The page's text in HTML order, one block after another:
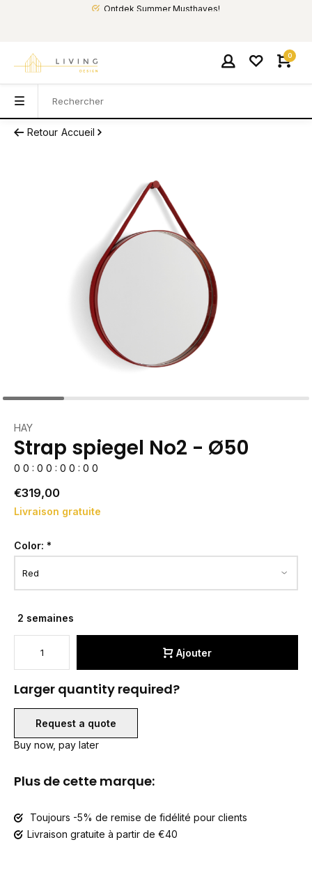
Ontdek Summer Musthaves!
0
Retour Accueil
HAY
Strap spiegel No2 - Ø50
0 0 : 0 0 : 0 0 : 0 0
€319,00
Livraison gratuite
Color: *
2 semaines
Ajouter
Larger quantity required?
Request a quote
Buy now, pay later
Plus de cette marque:
Toujours -5% de remise de fidélité pour clients
Livraison gratuite à partir de €40